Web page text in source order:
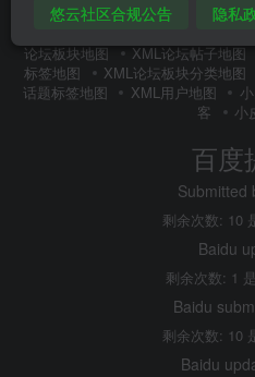
友链申请 内搜百度(内推) 免责
论坛板块地图
XML论坛帖子地图
标签地图
XML论坛板块分类地图
话题标签地图
XML用户地图
客
小
百度
Submitted
剩余次数: 10
Baidu
剩余次数: 1
Baidu
剩余次数: 10
Baidu
悠云社区合规公告 隐私